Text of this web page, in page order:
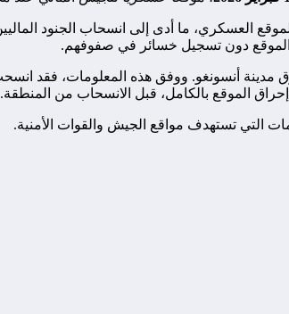
العسكري، ما أدى إلى انسحاب الجنود
الموقع دون تسجيل خسائر في صفوفهم.
أنسونغو. ووفق هذه المعلومات، فقد
إحراق الموقع بالكامل، قبل الانسحاب من المنطقة.
التي تستهدف مواقع الجيش والقوات الأمنية.